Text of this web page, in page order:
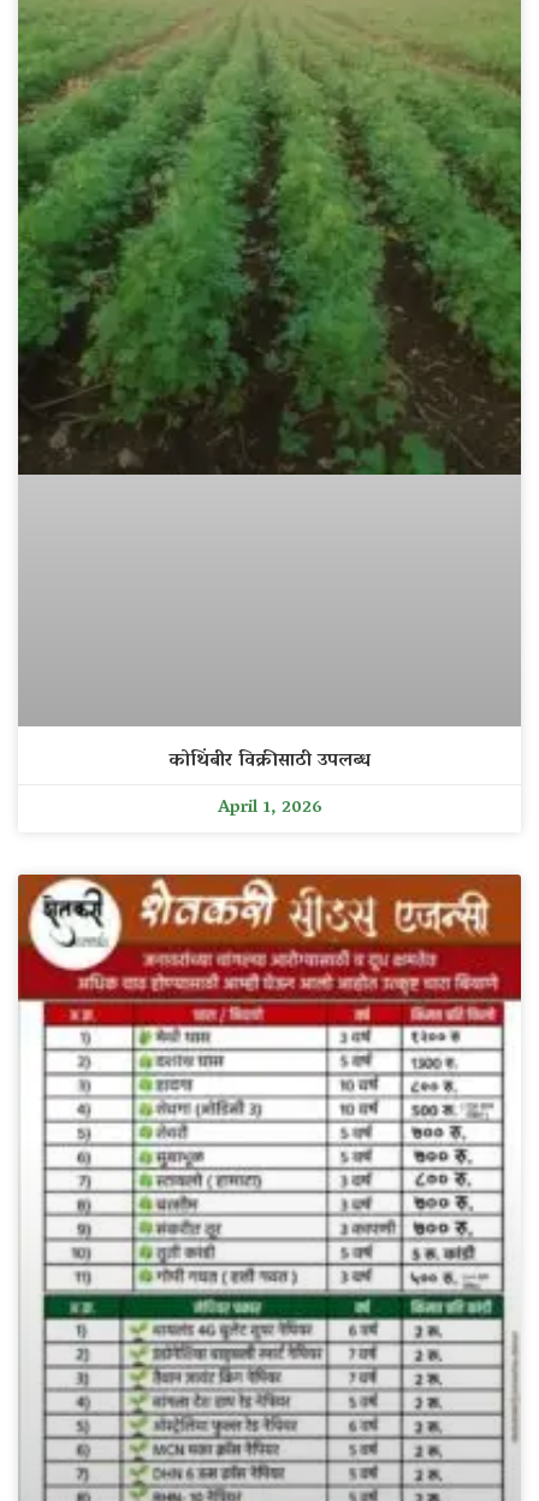
कोथिंबीर विक्रीसाठी उपलब्ध
April 1, 2026